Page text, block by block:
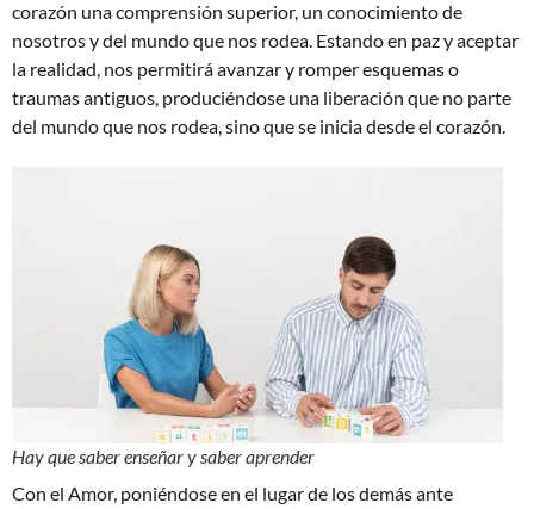
corazón una comprensión superior, un conocimiento de
nosotros y del mundo que nos rodea. Estando en paz y aceptar
la realidad, nos permitirá avanzar y romper esquemas o
traumas antiguos, produciéndose una liberación que no parte
del mundo que nos rodea, sino que se inicia desde el corazón.
Hay que saber enseñar y saber aprender
Con el Amor, poniéndose en el lugar de los demás ante